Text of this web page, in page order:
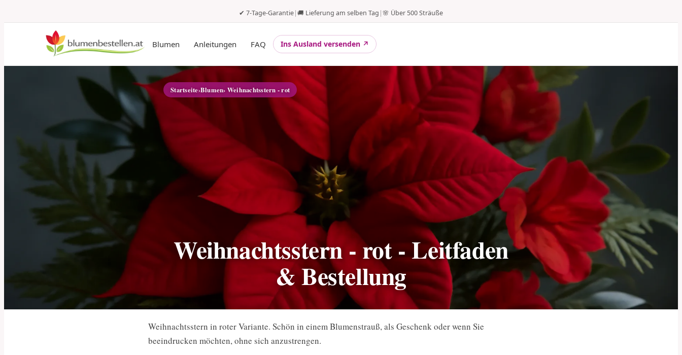
✔ 7-Tage-Garantie|🚚 Lieferung am selben Tag |🌸 Über 500 Sträuße
Blumen Anleitungen FAQ Ins Ausland versenden ↗
Startseite›Blumen› Weihnachtsstern - rot
Weihnachtsstern - rot - Leitfaden
& Bestellung
Weihnachtsstern in roter Variante. Schön in einem Blumenstrauß, als Geschenk oder wenn Sie
beeindrucken möchten, ohne sich anzustrengen.